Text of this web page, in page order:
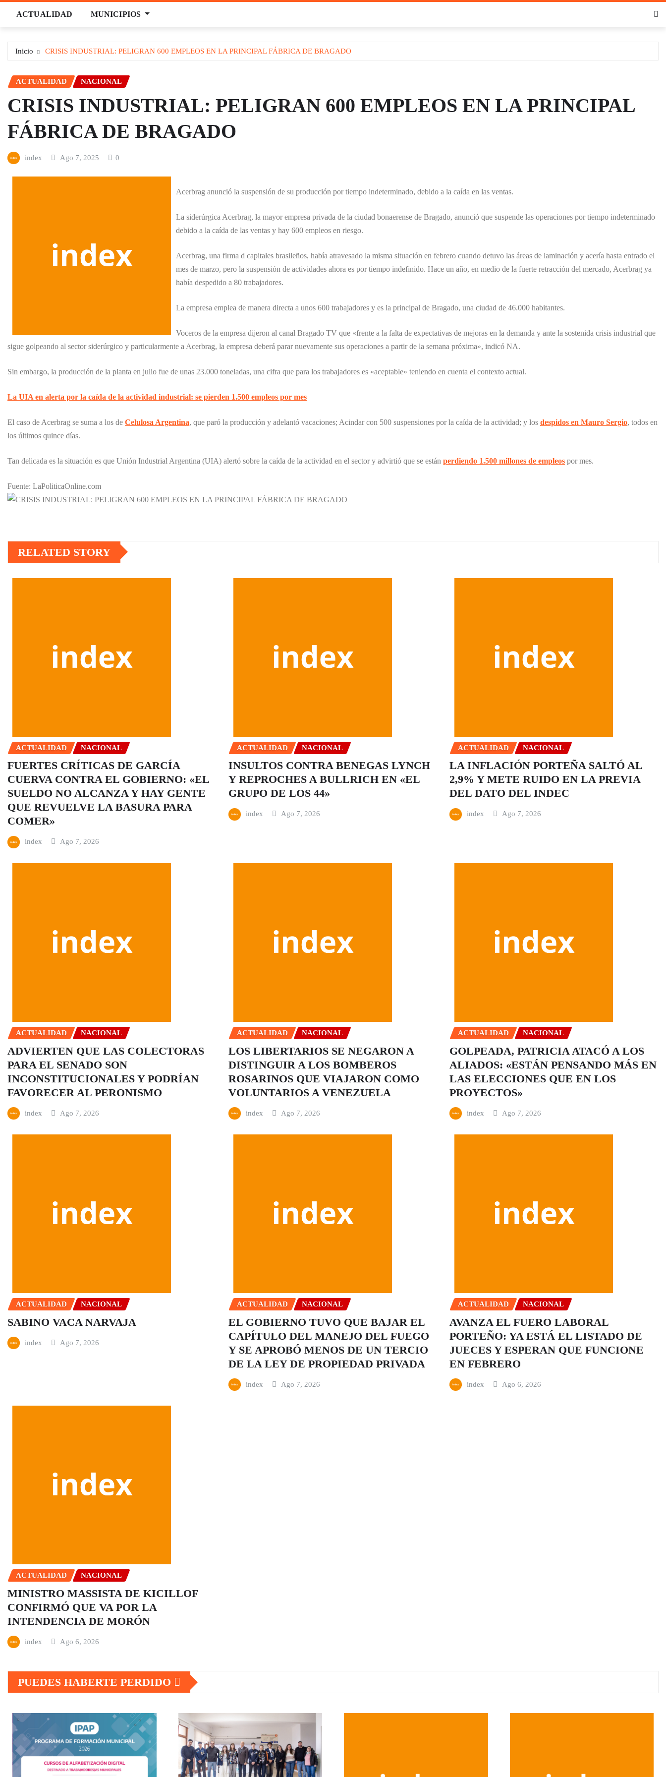
ACTUALIDAD MUNICIPIOS
Inicio CRISIS INDUSTRIAL: PELIGRAN 600 EMPLEOS EN LA PRINCIPAL FÁBRICA DE BRAGADO
ACTUALIDAD NACIONAL
CRISIS INDUSTRIAL: PELIGRAN 600 EMPLEOS EN LA PRINCIPAL
FÁBRICA DE BRAGADO
index Ago 7, 2025 0
Acerbrag anunció la suspensión de su producción por tiempo indeterminado, debido a la caída en las ventas.
La siderúrgica Acerbrag, la mayor empresa privada de la ciudad bonaerense de Bragado, anunció que suspende las operaciones por tiempo indeterminado
debido a la caída de las ventas y hay 600 empleos en riesgo.
Acerbrag, una firma d capitales brasileños, había atravesado la misma situación en febrero cuando detuvo las áreas de laminación y acería hasta entrado el
mes de marzo, pero la suspensión de actividades ahora es por tiempo indefinido. Hace un año, en medio de la fuerte retracción del mercado, Acerbrag ya
había despedido a 80 trabajadores.
La empresa emplea de manera directa a unos 600 trabajadores y es la principal de Bragado, una ciudad de 46.000 habitantes.
Voceros de la empresa dijeron al canal Bragado TV que «frente a la falta de expectativas de mejoras en la demanda y ante la sostenida crisis industrial que
sigue golpeando al sector siderúrgico y particularmente a Acerbrag, la empresa deberá parar nuevamente sus operaciones a partir de la semana próxima», indicó NA.
Sin embargo, la producción de la planta en julio fue de unas 23.000 toneladas, una cifra que para los trabajadores es «aceptable» teniendo en cuenta el contexto actual.
La UIA en alerta por la caída de la actividad industrial: se pierden 1.500 empleos por mes
El caso de Acerbrag se suma a los de Celulosa Argentina, que paró la producción y adelantó vacaciones; Acindar con 500 suspensiones por la caída de la actividad; y los despidos en Mauro Sergio, todos en
los últimos quince días.
Tan delicada es la situación es que Unión Industrial Argentina (UIA) alertó sobre la caída de la actividad en el sector y advirtió que se están perdiendo 1.500 millones de empleos por mes.
Fuente: LaPoliticaOnline.com
RELATED STORY
ACTUALIDAD NACIONAL
FUERTES CRÍTICAS DE GARCÍA
CUERVA CONTRA EL GOBIERNO: «EL
SUELDO NO ALCANZA Y HAY GENTE
QUE REVUELVE LA BASURA PARA
COMER»
index Ago 7, 2026
ACTUALIDAD NACIONAL
INSULTOS CONTRA BENEGAS LYNCH
Y REPROCHES A BULLRICH EN «EL
GRUPO DE LOS 44»
index Ago 7, 2026
ACTUALIDAD NACIONAL
LA INFLACIÓN PORTEÑA SALTÓ AL
2,9% Y METE RUIDO EN LA PREVIA
DEL DATO DEL INDEC
index Ago 7, 2026
ACTUALIDAD NACIONAL
ADVIERTEN QUE LAS COLECTORAS
PARA EL SENADO SON
INCONSTITUCIONALES Y PODRÍAN
FAVORECER AL PERONISMO
index Ago 7, 2026
ACTUALIDAD NACIONAL
LOS LIBERTARIOS SE NEGARON A
DISTINGUIR A LOS BOMBEROS
ROSARINOS QUE VIAJARON COMO
VOLUNTARIOS A VENEZUELA
index Ago 7, 2026
ACTUALIDAD NACIONAL
GOLPEADA, PATRICIA ATACÓ A LOS
ALIADOS: «ESTÁN PENSANDO MÁS EN
LAS ELECCIONES QUE EN LOS
PROYECTOS»
index Ago 7, 2026
ACTUALIDAD NACIONAL
SABINO VACA NARVAJA
index Ago 7, 2026
ACTUALIDAD NACIONAL
EL GOBIERNO TUVO QUE BAJAR EL
CAPÍTULO DEL MANEJO DEL FUEGO
Y SE APROBÓ MENOS DE UN TERCIO
DE LA LEY DE PROPIEDAD PRIVADA
index Ago 7, 2026
ACTUALIDAD NACIONAL
AVANZA EL FUERO LABORAL
PORTEÑO: YA ESTÁ EL LISTADO DE
JUECES Y ESPERAN QUE FUNCIONE
EN FEBRERO
index Ago 6, 2026
ACTUALIDAD NACIONAL
MINISTRO MASSISTA DE KICILLOF
CONFIRMÓ QUE VA POR LA
INTENDENCIA DE MORÓN
index Ago 6, 2026
PUEDES HABERTE PERDIDO